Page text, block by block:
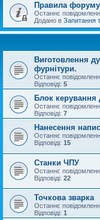
Правила форуму
Останнє
Додано в Запитання
Виготовлення
фурнітури.
Останнє
Відповіді: 5
Блок керування
Останнє
Відповіді: 7
Нанесення
Останнє
Відповіді: 15
Станки ЧПУ
Останнє
Відповіді: 22
Точкова зварка
Останнє
Відповіді: 1